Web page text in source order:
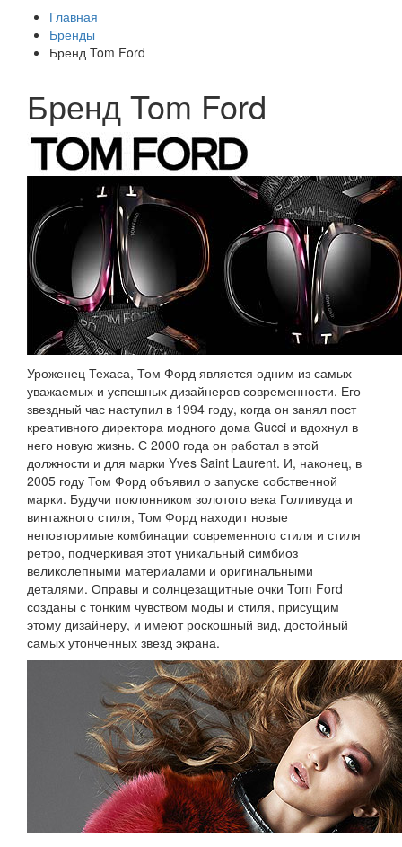
Главная
Бренды
Бренд Tom Ford
Бренд Tom Ford
Уроженец Техаса, Том Форд является одним из самых
уважаемых и успешных дизайнеров современности. Его
звездный час наступил в 1994 году, когда он занял пост
креативного директора модного дома Gucci и вдохнул в
него новую жизнь. С 2000 года он работал в этой
должности и для марки Yves Saint Laurent. И, наконец, в
2005 году Том Форд объявил о запуске собственной
марки. Будучи поклонником золотого века Голливуда и
винтажного стиля, Том Форд находит новые
неповторимые комбинации современного стиля и стиля
ретро, подчеркивая этот уникальный симбиоз
великолепными материалами и оригинальными
деталями. Оправы и солнцезащитные очки Tom Ford
созданы с тонким чувством моды и стиля, присущим
этому дизайнеру, и имеют роскошный вид, достойный
самых утонченных звезд экрана.